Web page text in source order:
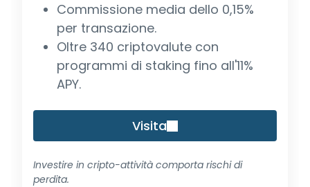
Commissione media dello 0,15%
per transazione.
Oltre 340 criptovalute con
programmi di staking fino all'11%
APY.
Visita
Investire in cripto-attività comporta rischi di
perdita.